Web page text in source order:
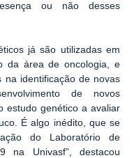
ou não desses
já são utilizadas em
da área de oncologia, e
na identificação de novas
de novos
estudo genético a avaliar
É algo inédito, que se
do Laboratório de
na Univasf”, destacou